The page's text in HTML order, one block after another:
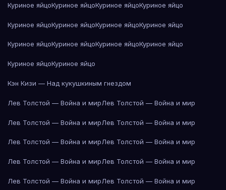
Куриное яйцоКуриное яйцоКуриное яйцоКуриное яйцо
Куриное яйцоКуриное яйцоКуриное яйцоКуриное яйцо
Куриное яйцоКуриное яйцоКуриное яйцоКуриное яйцо
Куриное яйцоКуриное яйцо
Кэн Кизи — Над кукушкиным гнездом
Лев Толстой — Война и мирЛев Толстой — Война и мир
Лев Толстой — Война и мирЛев Толстой — Война и мир
Лев Толстой — Война и мирЛев Толстой — Война и мир
Лев Толстой — Война и мирЛев Толстой — Война и мир
Лев Толстой — Война и мирЛев Толстой — Война и мир